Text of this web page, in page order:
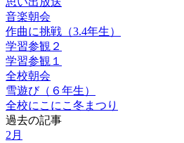
音楽朝会
作曲に挑戦（3.4年生）
学習参観２
学習参観１
全校朝会
雪遊び（６年生）
全校にこにこ冬まつり
過去の記事
2月